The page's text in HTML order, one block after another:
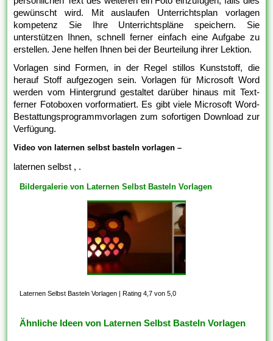
gewünscht wird. Mit auslaufen Unterrichtsplan vorlagen
kompetenz Sie Ihre Unterrichtspläne speichern. Sie
unterstützen Ihnen, schnell ferner einfach eine Aufgabe zu
erstellen. Jene helfen Ihnen bei der Beurteilung ihrer Lektion.
Vorlagen sind Formen, in der Regel stillos Kunststoff, die
herauf Stoff aufgezogen sein. Vorlagen für Microsoft Word
werden vom Hintergrund gestaltet darüber hinaus mit Text-
ferner Fotoboxen vorformatiert. Es gibt viele Microsoft Word-
Bestattungsprogrammvorlagen zum sofortigen Download zur
Verfügung.
Video von laternen selbst basteln vorlagen –
laternen selbst , .
Bildergalerie von Laternen Selbst Basteln Vorlagen
Laternen Selbst Basteln Vorlagen |Rating 4,7 von 5,0
Ähnliche Ideen von Laternen Selbst Basteln Vorlagen